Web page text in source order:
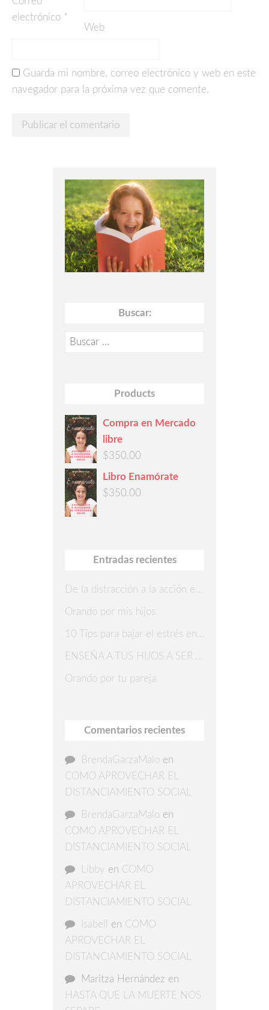
electrónico *
Web
Guarda mi nombre, correo electrónico y web en este
navegador para la próxima vez que comente.
Buscar:
Buscar:
Products
Compra en Mercado
libre
$350.00
Libro Enamórate
$350.00
Entradas recientes
De la distracción a la acción en 7 pasos
Orando por mis hijos
10 Tips para bajar el estrés en Navidad
ENSEÑA A TUS HIJOS A SER AGRADECIDOS
Orando por tu pareja
Comentarios recientes
BrendaGarzaMalo en
COMO APROVECHAR EL
DISTANCIAMIENTO SOCIAL
BrendaGarzaMalo en
COMO APROVECHAR EL
DISTANCIAMIENTO SOCIAL
Libby en COMO
APROVECHAR EL
DISTANCIAMIENTO SOCIAL
Isabell en COMO
APROVECHAR EL
DISTANCIAMIENTO SOCIAL
Maritza Hernández en
HASTA QUE LA MUERTE NOS